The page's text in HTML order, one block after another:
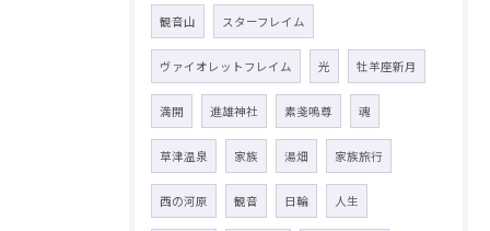
観音山 スターフレイム
ヴァイオレットフレイム 光 牡羊座新月
満開 進雄神社 素戔嗚尊 魂
草津温泉 家族 湯畑 家族旅行
西の河原 観音 日輪 人生